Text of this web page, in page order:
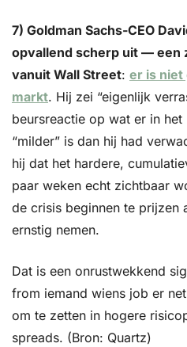
7) Goldman Sachs-CEO
opvallend scherp uit — een
vanuit Wall Street: er is niet
markt. Hij zei “eigenlijk
beursreactie op wat er in
“milder” is dan hij had
hij dat het hardere,
paar weken echt zichtbaar
de crisis beginnen te
ernstig nemen.
Dat is een onrustwekkend
from iemand wiens job er
om te zetten in hogere
spreads. (Bron: Quartz)